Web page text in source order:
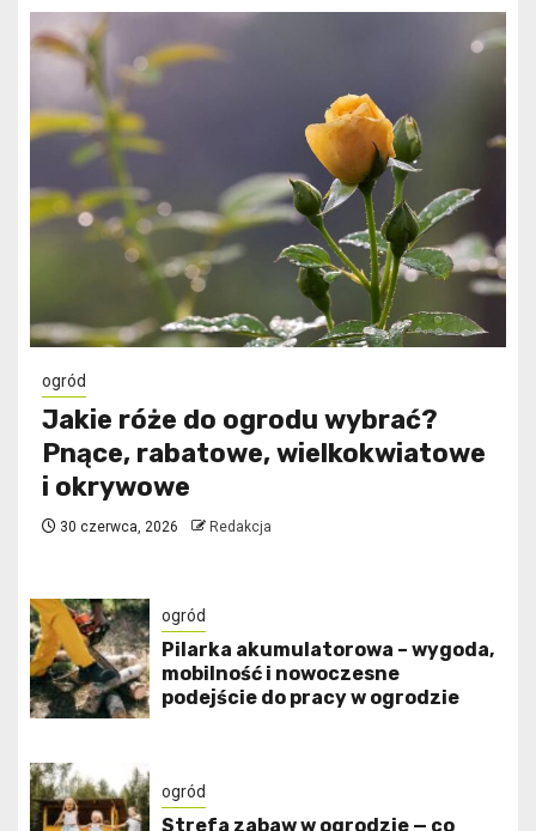
ogród
Jakie róże do ogrodu wybrać?
Pnące, rabatowe, wielkokwiatowe
i okrywowe
30 czerwca, 2026 Redakcja
ogród
Pilarka akumulatorowa – wygoda,
mobilność i nowoczesne
podejście do pracy w ogrodzie
ogród
Strefa zabaw w ogrodzie — co